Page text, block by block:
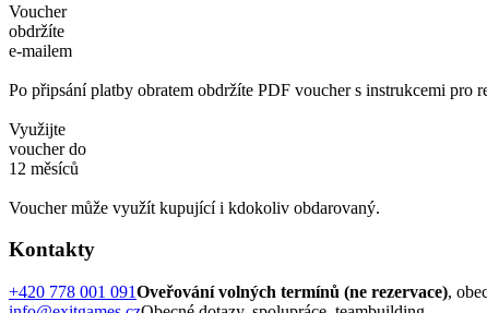
Voucher
obdržíte
e-mailem
Po připsání platby obratem obdržíte PDF voucher s instrukcemi pro
Využijte
voucher do
12 měsíců
Voucher může využít kupující i kdokoliv obdarovaný.
Kontakty
+420 778 001 091Oveřování volných termínů (ne rezervace),